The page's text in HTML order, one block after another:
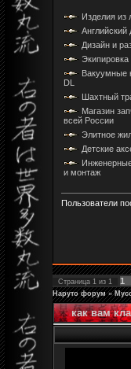
Изделия из
Английский
Дизайн и
Вакуумные
DL
Шахтный
Магазин
всей России
Элитное
Детские
и монтаж
Пользователи
Страница 1 из 1 1
Наруто форум »
как вам